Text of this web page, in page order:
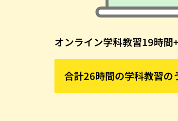
オンライン学科教習19時
合計26時間の学科教習の